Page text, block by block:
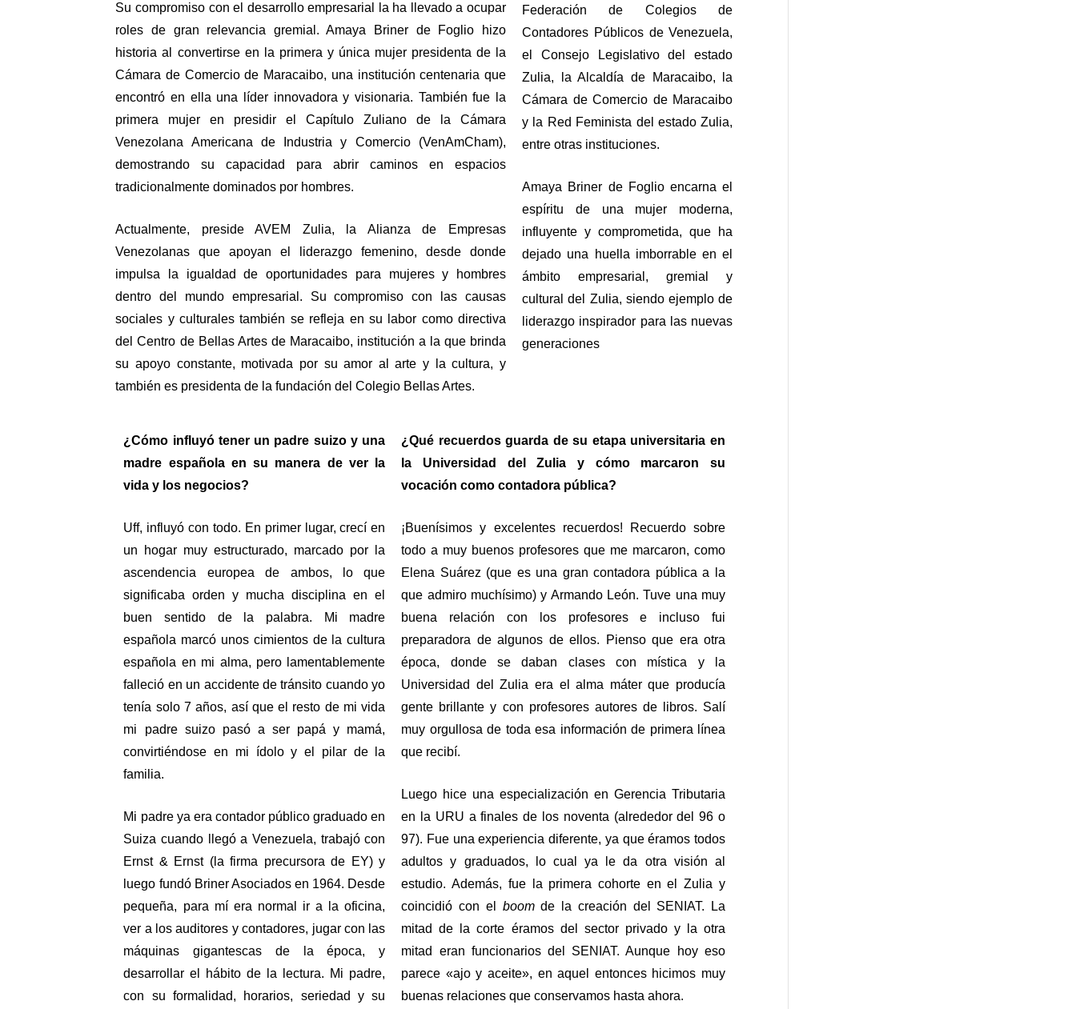
Su compromiso con el desarrollo empresarial la ha llevado a ocupar
roles de gran relevancia gremial. Amaya Briner de Foglio hizo
historia al convertirse en la primera y única mujer presidenta de la
Cámara de Comercio de Maracaibo, una institución centenaria que
encontró en ella una líder innovadora y visionaria. También fue la
primera mujer en presidir el Capítulo Zuliano de la Cámara
Venezolana Americana de Industria y Comercio (VenAmCham),
demostrando su capacidad para abrir caminos en espacios
tradicionalmente dominados por hombres.
Actualmente, preside AVEM Zulia, la Alianza de Empresas
Venezolanas que apoyan el liderazgo femenino, desde donde
impulsa la igualdad de oportunidades para mujeres y hombres
dentro del mundo empresarial. Su compromiso con las causas
sociales y culturales también se refleja en su labor como directiva
del Centro de Bellas Artes de Maracaibo, institución a la que brinda
su apoyo constante, motivada por su amor al arte y la cultura, y
también es presidenta de la fundación del Colegio Bellas Artes.
Federación de Colegios de
Contadores Públicos de Venezuela,
el Consejo Legislativo del estado
Zulia, la Alcaldía de Maracaibo, la
Cámara de Comercio de Maracaibo
y la Red Feminista del estado Zulia,
entre otras instituciones.
Amaya Briner de Foglio encarna el
espíritu de una mujer moderna,
influyente y comprometida, que ha
dejado una huella imborrable en el
ámbito empresarial, gremial y
cultural del Zulia, siendo ejemplo de
liderazgo inspirador para las nuevas
generaciones
¿Cómo influyó tener un padre suizo y una
madre española en su manera de ver la
vida y los negocios?
Uff, influyó con todo. En primer lugar, crecí en
un hogar muy estructurado, marcado por la
ascendencia europea de ambos, lo que
significaba orden y mucha disciplina en el
buen sentido de la palabra. Mi madre
española marcó unos cimientos de la cultura
española en mi alma, pero lamentablemente
falleció en un accidente de tránsito cuando yo
tenía solo 7 años, así que el resto de mi vida
mi padre suizo pasó a ser papá y mamá,
convirtiéndose en mi ídolo y el pilar de la
familia.
Mi padre ya era contador público graduado en
Suiza cuando llegó a Venezuela, trabajó con
Ernst & Ernst (la firma precursora de EY) y
luego fundó Briner Asociados en 1964. Desde
pequeña, para mí era normal ir a la oficina,
ver a los auditores y contadores, jugar con las
máquinas gigantescas de la época, y
desarrollar el hábito de la lectura. Mi padre,
con su formalidad, horarios, seriedad y su
¿Qué recuerdos guarda de su etapa universitaria en
la Universidad del Zulia y cómo marcaron su
vocación como contadora pública?
¡Buenísimos y excelentes recuerdos! Recuerdo sobre
todo a muy buenos profesores que me marcaron, como
Elena Suárez (que es una gran contadora pública a la
que admiro muchísimo) y Armando León. Tuve una muy
buena relación con los profesores e incluso fui
preparadora de algunos de ellos. Pienso que era otra
época, donde se daban clases con mística y la
Universidad del Zulia era el alma máter que producía
gente brillante y con profesores autores de libros. Salí
muy orgullosa de toda esa información de primera línea
que recibí.
Luego hice una especialización en Gerencia Tributaria
en la URU a finales de los noventa (alrededor del 96 o
97). Fue una experiencia diferente, ya que éramos todos
adultos y graduados, lo cual ya le da otra visión al
estudio. Además, fue la primera cohorte en el Zulia y
coincidió con el boom de la creación del SENIAT. La
mitad de la corte éramos del sector privado y la otra
mitad eran funcionarios del SENIAT. Aunque hoy eso
parece «ajo y aceite», en aquel entonces hicimos muy
buenas relaciones que conservamos hasta ahora.